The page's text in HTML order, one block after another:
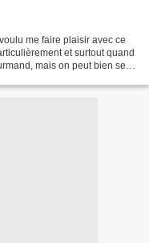
me faire plaisir avec ce
et surtout quand
mais on peut bien se